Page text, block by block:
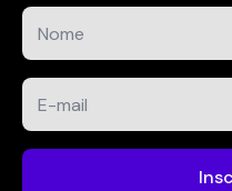
Nome
E-
mail